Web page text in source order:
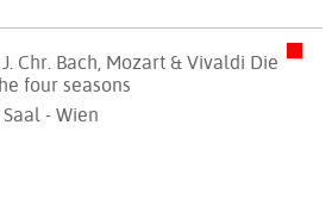
Chr. Bach, Mozart & Vivaldi Die
four seasons
- Wien